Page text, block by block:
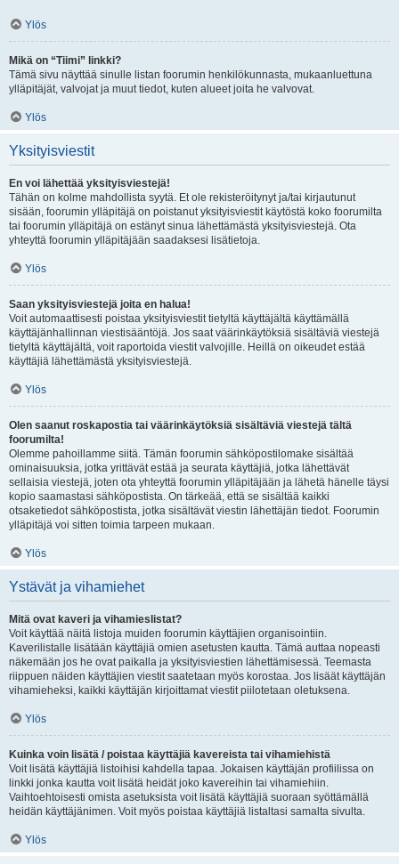
Ylös
Mikä on “Tiimi” linkki?
Tämä sivu näyttää sinulle listan foorumin henkilökunnasta, mukaanluettuna
ylläpitäjät, valvojat ja muut tiedot, kuten alueet joita he valvovat.
Ylös
Yksityisviestit
En voi lähettää yksityisviestejä!
Tähän on kolme mahdollista syytä. Et ole rekisteröitynyt ja/tai kirjautunut
sisään, foorumin ylläpitäjä on poistanut yksityisviestit käytöstä koko foorumilta
tai foorumin ylläpitäjä on estänyt sinua lähettämästä yksityisviestejä. Ota
yhteyttä foorumin ylläpitäjään saadaksesi lisätietoja.
Ylös
Saan yksityisviestejä joita en halua!
Voit automaattisesti poistaa yksityisviestit tietyltä käyttäjältä käyttämällä
käyttäjänhallinnan viestisääntöjä. Jos saat väärinkäytöksiä sisältäviä viestejä
tietyltä käyttäjältä, voit raportoida viestit valvojille. Heillä on oikeudet estää
käyttäjiä lähettämästä yksityisviestejä.
Ylös
Olen saanut roskapostia tai väärinkäytöksiä sisältäviä viestejä tältä
foorumilta!
Olemme pahoillamme siitä. Tämän foorumin sähköpostilomake sisältää
ominaisuuksia, jotka yrittävät estää ja seurata käyttäjiä, jotka lähettävät
sellaisia viestejä, joten ota yhteyttä foorumin ylläpitäjään ja lähetä hänelle täysi
kopio saamastasi sähköpostista. On tärkeää, että se sisältää kaikki
otsaketiedot sähköpostista, jotka sisältävät viestin lähettäjän tiedot. Foorumin
ylläpitäjä voi sitten toimia tarpeen mukaan.
Ylös
Ystävät ja vihamiehet
Mitä ovat kaveri ja vihamieslistat?
Voit käyttää näitä listoja muiden foorumin käyttäjien organisointiin.
Kaverilistalle lisätään käyttäjiä omien asetusten kautta. Tämä auttaa nopeasti
näkemään jos he ovat paikalla ja yksityisviestien lähettämisessä. Teemasta
riippuen näiden käyttäjien viestit saatetaan myös korostaa. Jos lisäät käyttäjän
vihamieheksi, kaikki käyttäjän kirjoittamat viestit piilotetaan oletuksena.
Ylös
Kuinka voin lisätä / poistaa käyttäjiä kavereista tai vihamiehistä
Voit lisätä käyttäjiä listoihisi kahdella tapaa. Jokaisen käyttäjän profiilissa on
linkki jonka kautta voit lisätä heidät joko kavereihin tai vihamiehiin.
Vaihtoehtoisesti omista asetuksista voit lisätä käyttäjiä suoraan syöttämällä
heidän käyttäjänimen. Voit myös poistaa käyttäjiä listaltasi samalta sivulta.
Ylös